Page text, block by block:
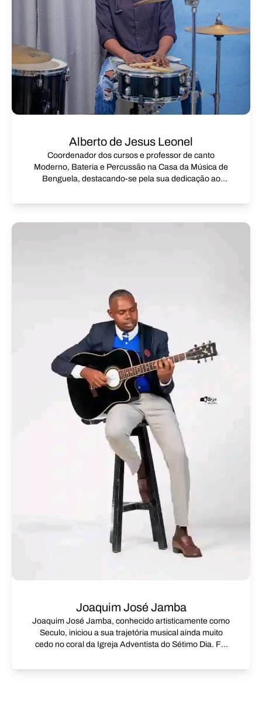
Alberto de Jesus Leonel
Coordenador dos cursos e professor de canto
Moderno, Bateria e Percussão na Casa da Música de
Benguela, destacando-se pela sua dedicação ao
Joaquim José Jamba
Joaquim José Jamba, conhecido artisticamente como
Seculo, iniciou a sua trajetória musical ainda muito
cedo no coral da Igreja Adventista do Sétimo Dia. Foi
pela música, um sentimento difícil de explicar, mas